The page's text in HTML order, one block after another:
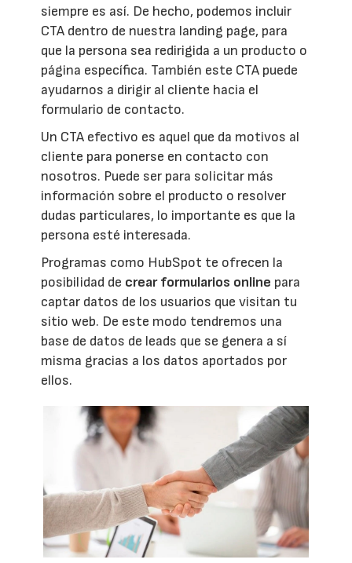
siempre es así. De hecho, podemos incluir
CTA dentro de nuestra landing page, para
que la persona sea redirigida a un producto o
página específica. También este CTA puede
ayudarnos a dirigir al cliente hacia el
formulario de contacto.
Un CTA efectivo es aquel que da motivos al
cliente para ponerse en contacto con
nosotros. Puede ser para solicitar más
información sobre el producto o resolver
dudas particulares, lo importante es que la
persona esté interesada.
Programas como HubSpot te ofrecen la
posibilidad de crear formularios online para
captar datos de los usuarios que visitan tu
sitio web. De este modo tendremos una
base de datos de leads que se genera a sí
misma gracias a los datos aportados por
ellos.